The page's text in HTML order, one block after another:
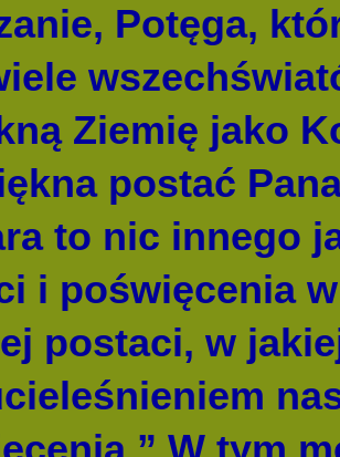
Potęga,
Ziemię jako
postać
to nic innego
i poświęcenia
postaci, w